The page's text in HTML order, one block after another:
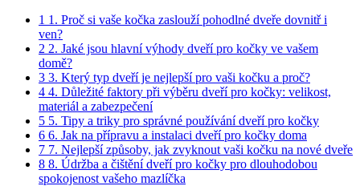
1 1. Proč si vaše kočka zaslouží pohodlné‌ dveře dovnitř i
ven?
2 2. Jaké⁣ jsou hlavní výhody dveří pro kočky ve vašem
domě?
3 3. Který typ ⁤dveří je nejlepší pro vaši kočku a proč?
4 4.⁤ Důležité faktory při výběru​ dveří pro kočky: velikost,
materiál a ⁤zabezpečení
5 5. Tipy a triky pro správné používání dveří pro kočky
6 6. Jak‌ na přípravu a instalaci‍ dveří pro kočky doma
7 7. Nejlepší způsoby, jak‍ zvyknout vaši kočku na nové ⁣dveře
8 8. Údržba a čištění ⁣dveří pro‌ kočky pro dlouhodobou
spokojenost ​vašeho mazlíčka